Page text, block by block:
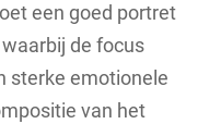
een goed portret
de focus
sterke emotionele
van het